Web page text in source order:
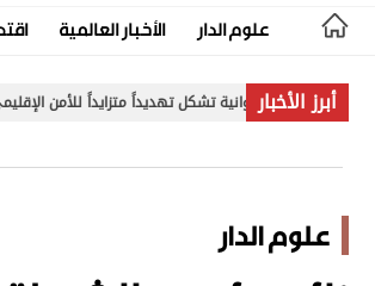
علوم الدار الأخبار العالمية
علوم الدار
الرياضة
أبرز الأخبار
تشكل تهديداً متزايداً للأمن الإقليمي والدولي
علوم الدار